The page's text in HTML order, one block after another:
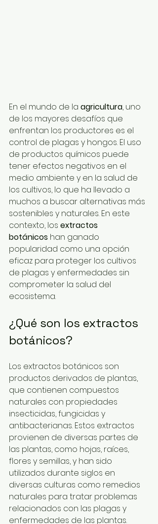
En el mundo de la agricultura, uno
de los mayores desafíos que
enfrentan los productores es el
control de plagas y hongos. El uso
de productos químicos puede
tener efectos negativos en el
medio ambiente y en la salud de
los cultivos, lo que ha llevado a
muchos a buscar alternativas más
sostenibles y naturales. En este
contexto, los extractos
botánicos han ganado
popularidad como una opción
eficaz para proteger los cultivos
de plagas y enfermedades sin
comprometer la salud del
ecosistema.
¿Qué son los extractos
botánicos?
Los extractos botánicos son
productos derivados de plantas,
que contienen compuestos
naturales con propiedades
insecticidas, fungicidas y
antibacterianas. Estos extractos
provienen de diversas partes de
las plantas, como hojas, raíces,
flores y semillas, y han sido
utilizados durante siglos en
diversas culturas como remedios
naturales para tratar problemas
relacionados con las plagas y
enfermedades de las plantas.